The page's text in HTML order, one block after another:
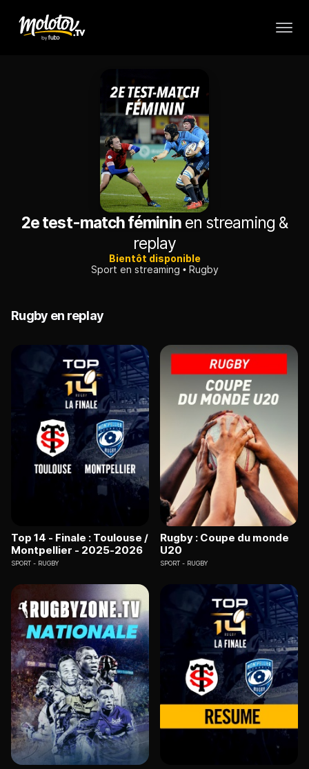
2e test-match fémininen streaming &
replay
Bientôt disponible
Sport en streaming
Rugby
Rugby en replay
Top 14 - Finale : Toulouse /
Montpellier - 2025-2026
SPORT RUGBY
Rugby : Coupe du monde
U20
SPORT RUGBY